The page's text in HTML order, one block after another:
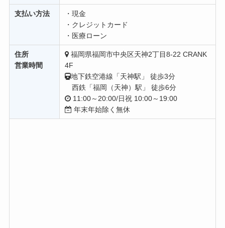
支払い方法
・現金
・クレジットカード
・医療ローン
住所
営業時間
福岡県福岡市中央区天神2丁目8-22 CRANK
4F
地下鉄空港線「天神駅」 徒歩3分
西鉄「福岡（天神）駅」 徒歩6分
11:00～20:00/日祝 10:00～19:00
年末年始除く無休